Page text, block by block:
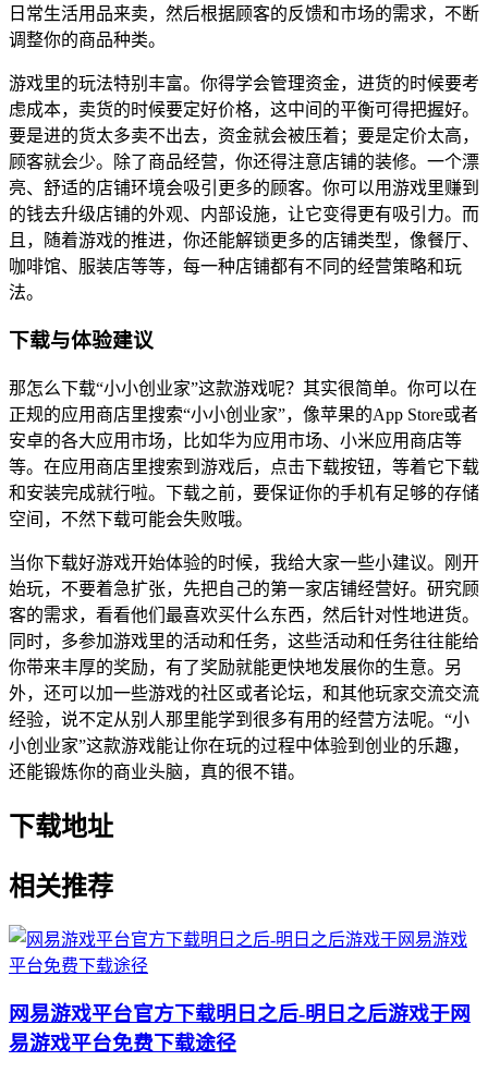
日常生活用品来卖，然后根据顾客的反馈和市场的需求，不断
调整你的商品种类。
游戏里的玩法特别丰富。你得学会管理资金，进货的时候要考
虑成本，卖货的时候要定好价格，这中间的平衡可得把握好。
要是进的货太多卖不出去，资金就会被压着；要是定价太高，
顾客就会少。除了商品经营，你还得注意店铺的装修。一个漂
亮、舒适的店铺环境会吸引更多的顾客。你可以用游戏里赚到
的钱去升级店铺的外观、内部设施，让它变得更有吸引力。而
且，随着游戏的推进，你还能解锁更多的店铺类型，像餐厅、
咖啡馆、服装店等等，每一种店铺都有不同的经营策略和玩
法。
下载与体验建议
那怎么下载“小小创业家”这款游戏呢？其实很简单。你可以在
正规的应用商店里搜索“小小创业家”，像苹果的App Store或者
安卓的各大应用市场，比如华为应用市场、小米应用商店等
等。在应用商店里搜索到游戏后，点击下载按钮，等着它下载
和安装完成就行啦。下载之前，要保证你的手机有足够的存储
空间，不然下载可能会失败哦。
当你下载好游戏开始体验的时候，我给大家一些小建议。刚开
始玩，不要着急扩张，先把自己的第一家店铺经营好。研究顾
客的需求，看看他们最喜欢买什么东西，然后针对性地进货。
同时，多参加游戏里的活动和任务，这些活动和任务往往能给
你带来丰厚的奖励，有了奖励就能更快地发展你的生意。另
外，还可以加一些游戏的社区或者论坛，和其他玩家交流交流
经验，说不定从别人那里能学到很多有用的经营方法呢。“小
小创业家”这款游戏能让你在玩的过程中体验到创业的乐趣，
还能锻炼你的商业头脑，真的很不错。
下载地址
相关推荐
网易游戏平台官方下载明日之后-明日之后游戏于网
易游戏平台免费下载途径